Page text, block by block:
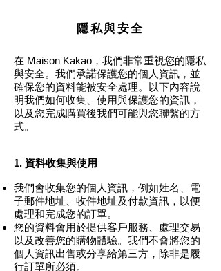
隱私與安全
在 Maison Kakao，我們非常重視您的隱私
與安全。我們承諾保護您的個人資訊，並
確保您的資料能被安全處理。以下內容說
明我們如何收集、使用與保護您的資訊，
以及您完成購買後我們可能與您聯繫的方
式。
1. 資料收集與使用
我們會收集您的個人資訊，例如姓名、電
子郵件地址、收件地址及付款資訊，以便
處理和完成您的訂單。
您的資料會用於提供客戶服務、處理交易
以及改善您的購物體驗。我們不會將您的
個人資訊出售或分享給第三方，除非是履
行訂單所必須。